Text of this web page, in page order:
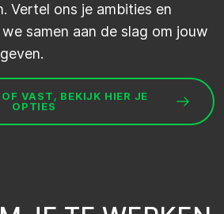
Vertel ons je ambities en
samen aan de slag om jouw
.
VAST, BEKIJK HIER JE
OPTIES